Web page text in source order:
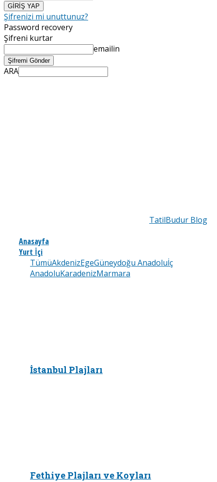
Şifrenizi mi unuttunuz?
Password recovery
Şifreni kurtar
emailin
ARA
TatilBudur Blog
Anasayfa
Yurt İçi
TümüAkdenizEgeGüneydoğu Anadoluİç
AnadoluKaradenizMarmara
İstanbul Plajları
Fethiye Plajları ve Koyları